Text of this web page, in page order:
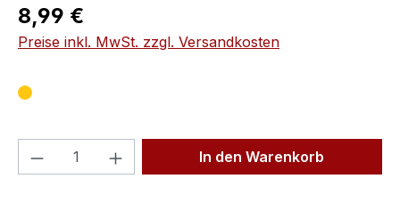
Regulärer Preis:
8,99 €
Preise inkl. MwSt. zzgl. Versandkosten
Produkt Anzahl: Gib denIn den Warenkorb